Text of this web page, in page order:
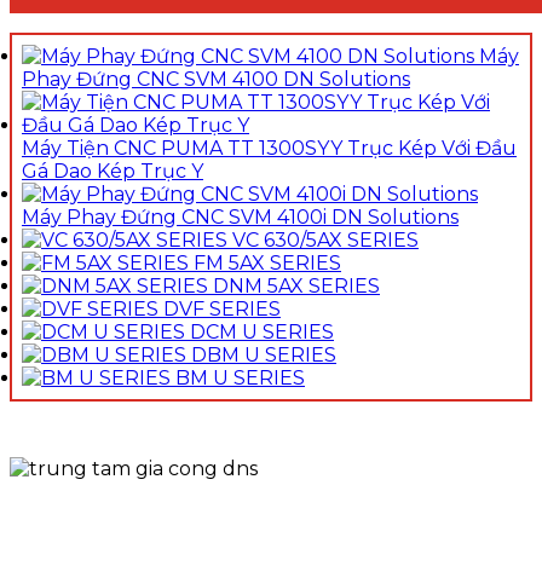
Máy
Phay Đứng CNC SVM 4100 DN Solutions
Máy Tiện CNC PUMA TT 1300SYY Trục Kép Với Đầu
Gá Dao Kép Trục Y
Máy Phay Đứng CNC SVM 4100i DN Solutions
VC 630/5AX SERIES
FM 5AX SERIES
DNM 5AX SERIES
DVF SERIES
DCM U SERIES
DBM U SERIES
BM U SERIES